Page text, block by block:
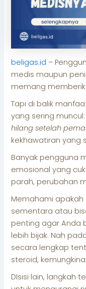
beligas.id –
medis maupun
memang
Tapi di balik
yang sering
hilang setelah
kekhawatiran yang
Banyak pengguna
emosional yang
parah, perubahan
Memahami
sementara atau
penting agar Anda
lebih bijak. Nah
secara lengkap
steroid,
DIsisi lain, langkah